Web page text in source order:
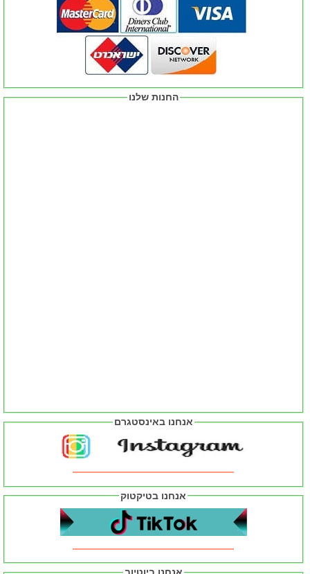
החנות שלנו
אנחנו באינסטגרם
אנחנו בטיקטוק